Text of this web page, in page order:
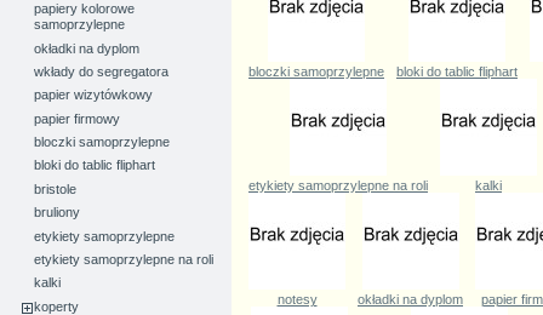
papiery kolorowe
samoprzylepne
okładki na dyplom
wkłady do segregatora
papier wizytówkowy
papier firmowy
bloczki samoprzylepne
bloki do tablic fliphart
bristole
bruliony
etykiety samoprzylepne
etykiety samoprzylepne na roli
kalki
koperty
bloczki samoprzylepne bloki do tablic fliphart
etykiety samoprzylepne na roli kalki
notesy okładki na dyplom papier